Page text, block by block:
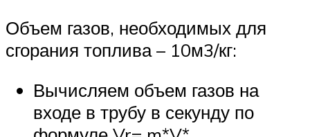
Объем газов, необходимых для
сгорания топлива – 10м3/кг:
Вычисляем объем газов на
входе в трубу в секунду по